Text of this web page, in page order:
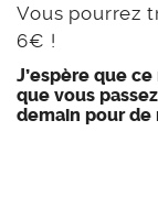
Vous pourrez
6€ !
J’espère que
que vous
demain pour de